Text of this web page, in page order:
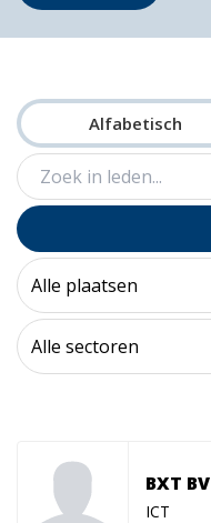
Alfabetisch
BXT BV
ICT